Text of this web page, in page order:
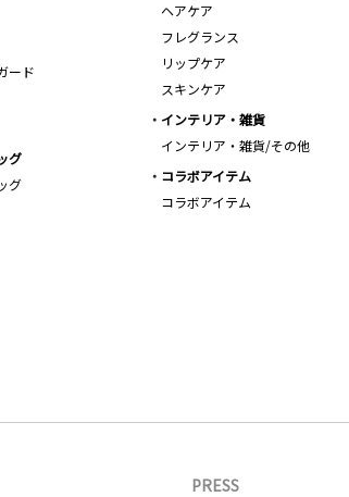
ヘアケア
フレグランス
リップケア
スキンケア
ード
インテリア・雑貨
インテリア・雑貨/その他
グ
グ
コラボアイテム
コラボアイテム
PRESS